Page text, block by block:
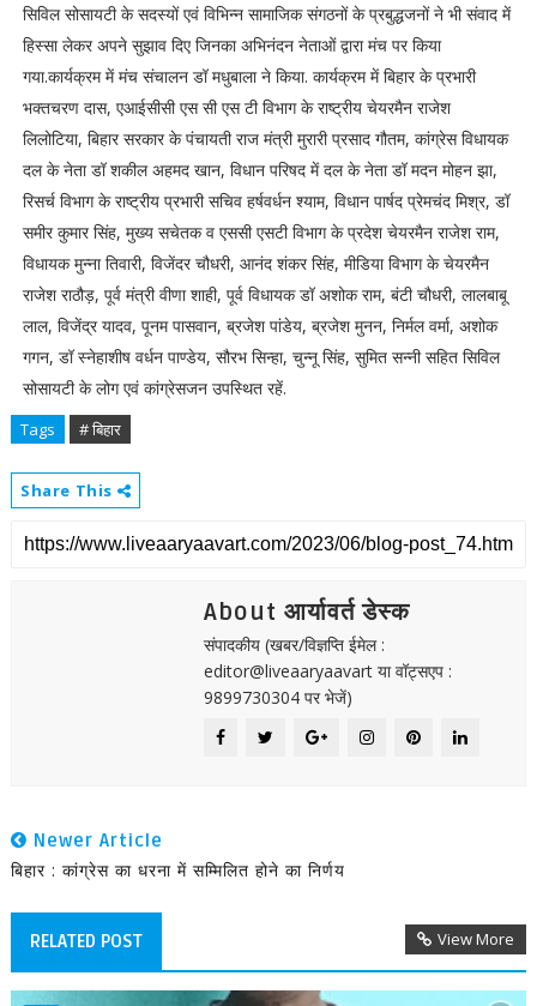
सिविल सोसायटी के सदस्यों एवं विभिन्न सामाजिक संगठनों के प्रबुद्धजनों ने भी संवाद में
हिस्सा लेकर अपने सुझाव दिए जिनका अभिनंदन नेताओं द्वारा मंच पर किया
गया.कार्यक्रम में मंच संचालन डॉ मधुबाला ने किया. कार्यक्रम में बिहार के प्रभारी
भक्तचरण दास, एआईसीसी एस सी एस टी विभाग के राष्ट्रीय चेयरमैन राजेश
लिलोटिया, बिहार सरकार के पंचायती राज मंत्री मुरारी प्रसाद गौतम, कांग्रेस विधायक
दल के नेता डॉ शकील अहमद खान, विधान परिषद में दल के नेता डॉ मदन मोहन झा,
रिसर्च विभाग के राष्ट्रीय प्रभारी सचिव हर्षवर्धन श्याम, विधान पार्षद प्रेमचंद मिश्र, डॉ
समीर कुमार सिंह, मुख्य सचेतक व एससी एसटी विभाग के प्रदेश चेयरमैन राजेश राम,
विधायक मुन्ना तिवारी, विजेंदर चौधरी, आनंद शंकर सिंह, मीडिया विभाग के चेयरमैन
राजेश राठौड़, पूर्व मंत्री वीणा शाही, पूर्व विधायक डॉ अशोक राम, बंटी चौधरी, लालबाबू
लाल, विजेंद्र यादव, पूनम पासवान, ब्रजेश पांडेय, ब्रजेश मुनन, निर्मल वर्मा, अशोक
गगन, डॉ स्नेहाशीष वर्धन पाण्डेय, सौरभ सिन्हा, चुन्नू सिंह, सुमित सन्नी सहित सिविल
सोसायटी के लोग एवं कांग्रेसजन उपस्थित रहें.
Tags # बिहार
Share This
About आर्यावर्त डेस्क
संपादकीय (खबर/विज्ञप्ति ईमेल :
editor@liveaaryaavart या वॉट्सएप :
9899730304 पर भेजें)
Newer Article
बिहार : कांग्रेस का धरना में सम्मिलित होने का निर्णय
RELATED POST View More